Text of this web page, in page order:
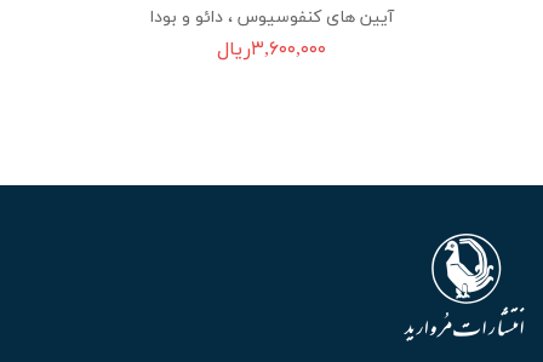
آیین های کنفوسیوس ، دائو و بودا
۳,۶۰۰,۰۰۰ریال